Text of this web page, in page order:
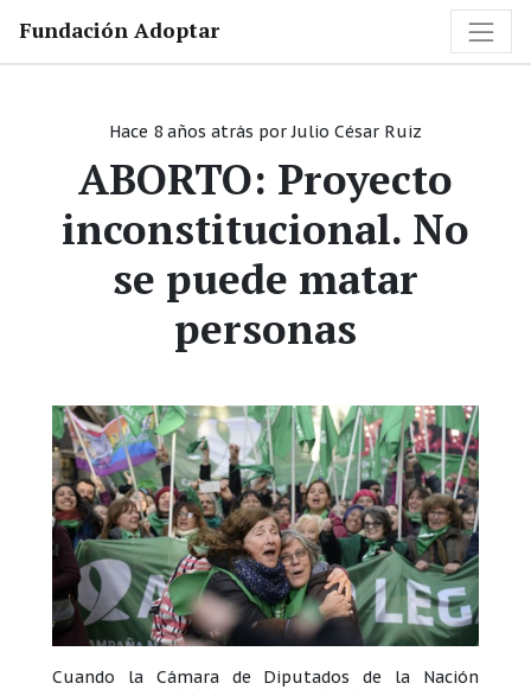
Fundación Adoptar
Hace 8 años atrás porJulio César Ruiz
ABORTO: Proyecto
inconstitucional. No
se puede matar
personas
Cuando la Cámara de Diputados de la Nación